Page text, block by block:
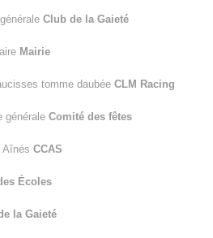
Club de la Gaieté
Mairie
tomme daubée CLM Racing
générale Comité des fêtes
Aînés CCAS
Écoles
la Gaieté